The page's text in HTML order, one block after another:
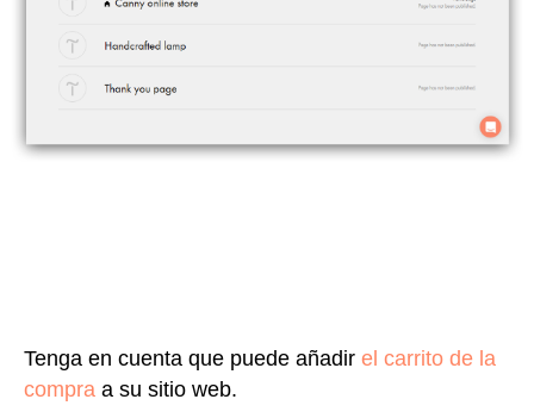
Tenga en cuenta que puede añadir el carrito de la
compra a su sitio web.